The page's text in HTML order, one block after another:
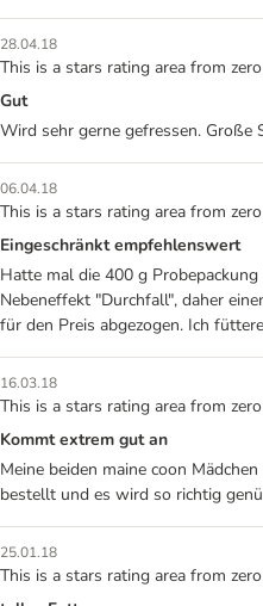
28.04.18
This is a stars rating area from
Gut
Wird sehr gerne gefressen. Große
06.04.18
This is a stars rating area from
Eingeschränkt empfehlenswert
Hatte mal die 400 g
Nebeneffekt "Durchfall", daher
für den Preis abgezogen. Ich
16.03.18
This is a stars rating area from
Kommt extrem gut an
Meine beiden maine coon
bestellt und es wird so richtig
25.01.18
This is a stars rating area from